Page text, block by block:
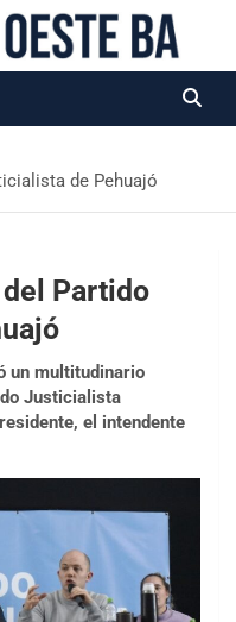
de Pehuajó
Partido
un multitudinario
Justicialista
el intendente